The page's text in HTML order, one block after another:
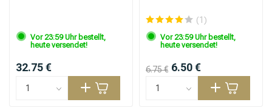
Vor 23:59 Uhr bestellt,
heute versendet!
32.75 €
(1)
Vor 23:59 Uhr bestellt,
heute versendet!
6.75 € 6.50 €